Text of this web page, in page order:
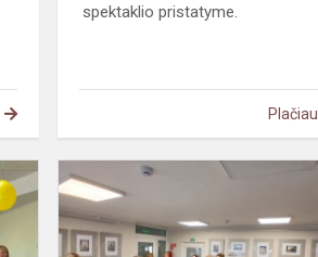
spektaklio pristatyme.
Plačiau
Ikimokyklinukus
subūrė
varžytuvės
„Žaidimai